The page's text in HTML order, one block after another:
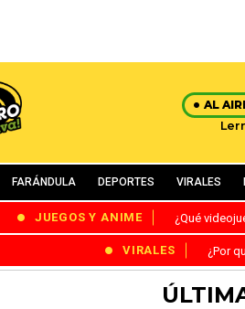
AL
FARÁNDULA DEPORTES VIRALES
JUEGOS Y ANIME ¿Qué
VIRALES ¿Por